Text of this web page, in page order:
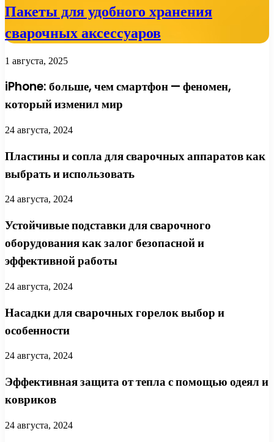
Пакеты для удобного хранения
сварочных аксессуаров
1 августа, 2025
iPhone: больше, чем смартфон — феномен,
который изменил мир
24 августа, 2024
Пластины и сопла для сварочных аппаратов как
выбрать и использовать
24 августа, 2024
Устойчивые подставки для сварочного
оборудования как залог безопасной и
эффективной работы
24 августа, 2024
Насадки для сварочных горелок выбор и
особенности
24 августа, 2024
Эффективная защита от тепла с помощью одеял и
ковриков
24 августа, 2024